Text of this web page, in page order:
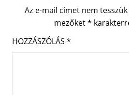
Az e-mail címet nem tesszük
mezőket*
HOZZÁSZÓLÁS *